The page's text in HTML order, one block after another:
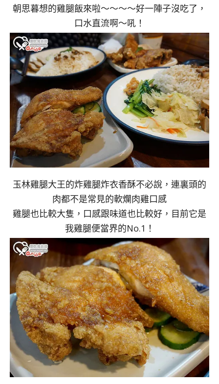
朝思暮想的雞腿飯來啦～～～～好一陣子沒吃了，
口水直流啊～吼！
玉林雞腿大王的炸雞腿炸衣香酥不必說，連裏頭的
肉都不是常見的軟爛肉雞口感
雞腿也比較大隻，口感跟味道也比較好，目前它是
我雞腿便當界的No.1！